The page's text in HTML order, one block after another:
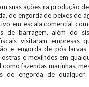
suas ações na produção
de engorda de peixes de
em escala comercial
de barragem, além do
visitaram empresas
e engorda de pós-
ostras e mexilhões em
fazendas marinhas,
de engorda de